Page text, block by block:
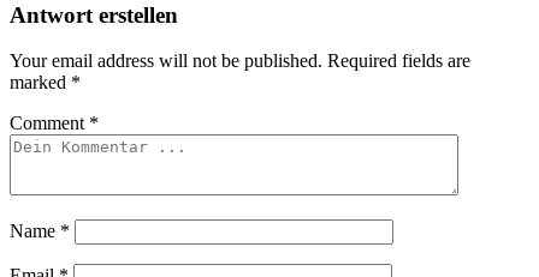
Antwort erstellen
Your email address will not be published. Required fields are
marked *
Comment *
Name *